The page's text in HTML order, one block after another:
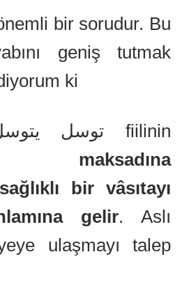
bir sorudur. Bu
geniş tutmak
ki
maksadına
bir vâsıtayı
gelir. Aslı
ulaşmayı talep